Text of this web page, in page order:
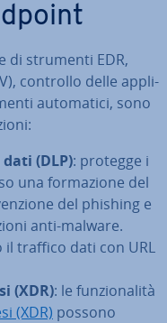
di strumenti EDR,
controllo delle ap­pli­
au­to­ma­ti­ci, sono
(DLP): protegge i
una for­ma­zio­ne del
del phishing e
anti-malware.
il traffico dati con URL
(XDR): le fun­zio­na­li­tà
(XDR) possono